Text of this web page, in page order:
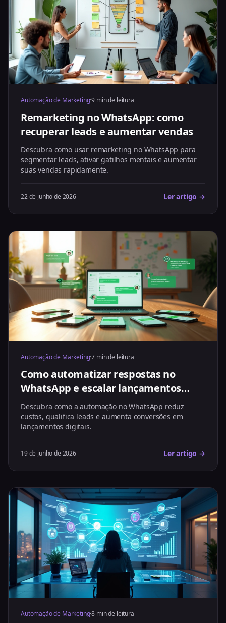
Automação de Marketing·9 min de leitura
Remarketing no WhatsApp: como
recuperar leads e aumentar vendas
Descubra como usar remarketing no WhatsApp para
segmentar leads, ativar gatilhos mentais e aumentar
suas vendas rapidamente.
22 de junho de 2026 Ler artigo →
Automação de Marketing·7 min de leitura
Como automatizar respostas no
WhatsApp e escalar lançamentos
digitais
Descubra como a automação no WhatsApp reduz
custos, qualifica leads e aumenta conversões em
lançamentos digitais.
19 de junho de 2026 Ler artigo →
Automação de Marketing·8 min de leitura